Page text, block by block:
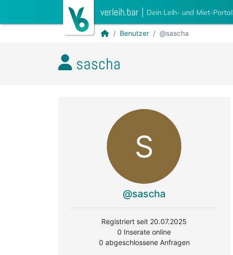
verleih.bar | Dein Leih- und Miet-Portal
Benutzer @sascha
sascha
S
@sascha
Registriert seit 20.07.2025
0 Inserate online
0 abgeschlossene Anfragen